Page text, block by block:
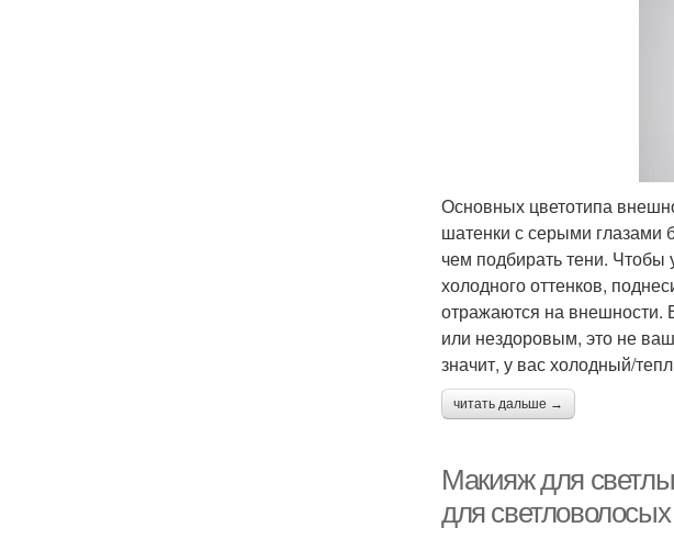
Основных цветотипа
шатенки с серыми глазами
чем подбирать тени. Чтобы
холодного оттенков,
отражаются на внешности.
или нездоровым, это не
значит, у вас холодный/
читать дальше →
Макияж для
для светловолосых